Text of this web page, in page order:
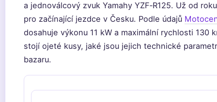
a jednoválcový zvuk Yamahy YZF‑R125. Už od
pro začínající jezdce v Česku. Podle údajů
dosahuje výkonu 11 kW a maximální rychlosti
stojí ojeté kusy, jaké jsou jejich technické
bazaru.